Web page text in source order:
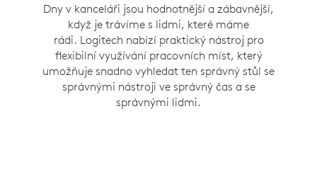
Dny v kanceláři jsou hodnotnější a zábavnější,
když je trávíme s lidmi, které máme
rádi. Logitech nabízí praktický nástroj pro
flexibilní využívání pracovních míst, který
umožňuje snadno vyhledat ten správný stůl se
správnými nástroji ve správný čas a se
správnými lidmi.